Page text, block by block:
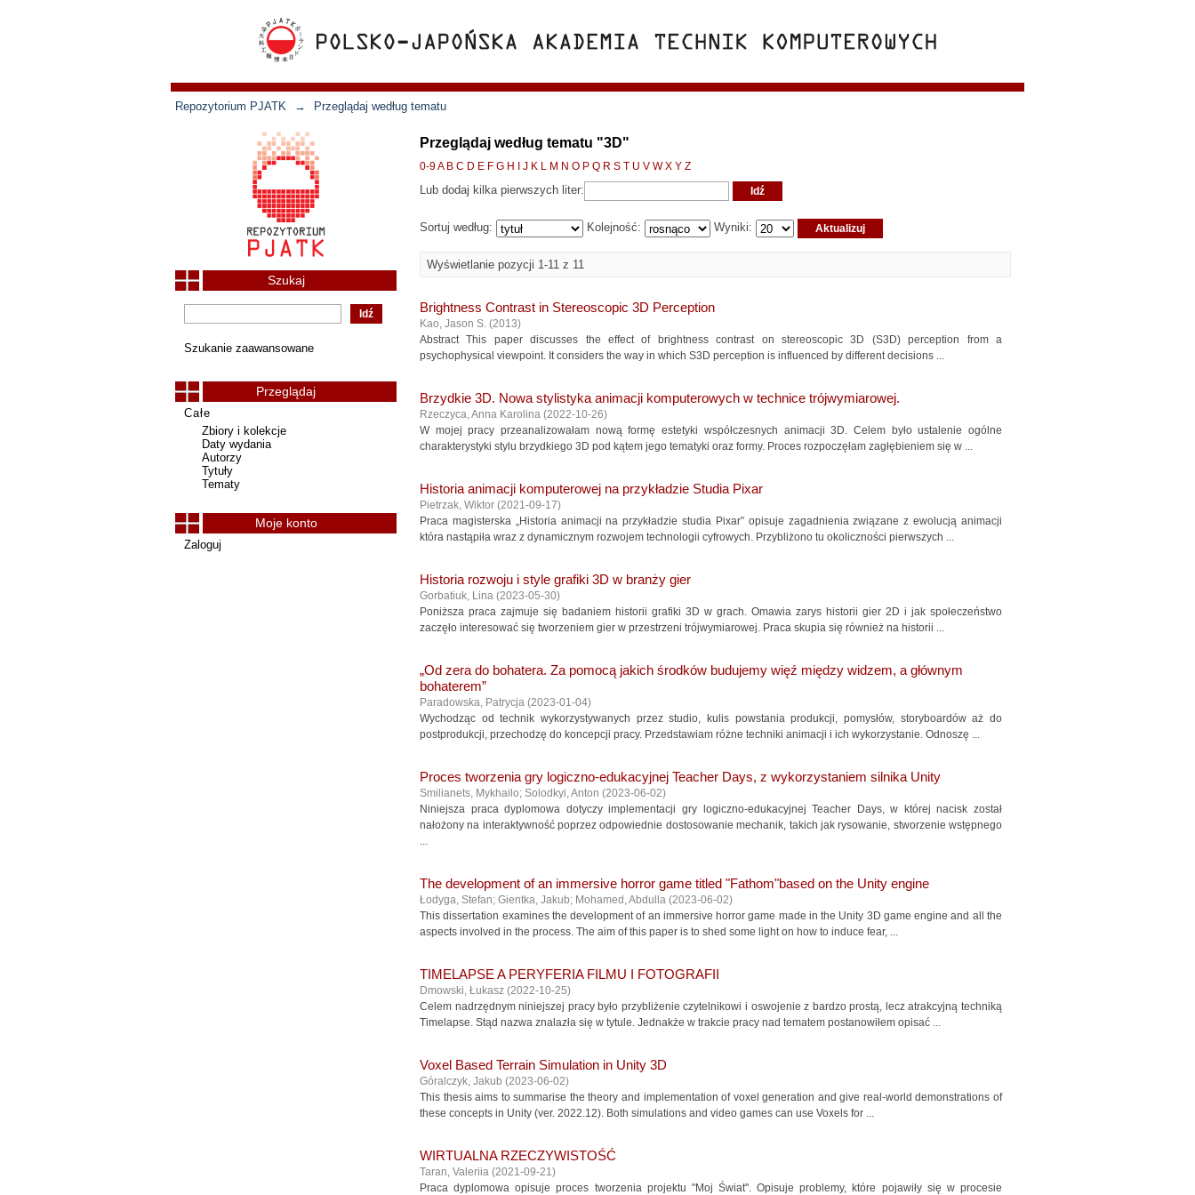
Repozytorium PJATK → Przeglądaj według tematu
Przeglądaj według tematu "3D"
0-9A B C D E F G H J K L M N O P Q R S T U V W X Y Z
Lub dodaj kilka pierwszych liter:
Sortuj według: Kolejność: Wyniki:
Wyświetlanie pozycji 1-11 z 11
Brightness Contrast in Stereoscopic 3D Perception
Kao, Jason S. (2013)
Abstract This paper discusses the effect of brightness contrast on stereoscopic 3D (S3D) perception from a
psychophysical viewpoint. It considers the way in which S3D perception is influenced by different decisions ...
Brzydkie 3D. Nowa stylistyka animacji komputerowych w technice trójwymiarowej.
Rzeczyca, Anna Karolina (2022-10-26)
W mojej pracy przeanalizowałam nową formę estetyki współczesnych animacji 3D. Celem było ustalenie ogólne
charakterystyki stylu brzydkiego 3D pod kątem jego tematyki oraz formy. Proces rozpoczęłam zagłębieniem się w ...
Historia animacji komputerowej na przykładzie Studia Pixar
Pietrzak, Wiktor (2021-09-17)
Praca magisterska „Historia animacji na przykładzie studia Pixar” opisuje zagadnienia związane z ewolucją animacji
która nastąpiła wraz z dynamicznym rozwojem technologii cyfrowych. Przybliżono tu okoliczności pierwszych ...
Historia rozwoju i style grafiki 3D w branży gier
Gorbatiuk, Lina (2023-05-30)
Poniższa praca zajmuje się badaniem historii grafiki 3D w grach. Omawia zarys historii gier 2D i jak społeczeństwo
zaczęło interesować się tworzeniem gier w przestrzeni trójwymiarowej. Praca skupia się również na historii ...
„Od zera do bohatera. Za pomocą jakich środków budujemy więź między widzem, a głównym
bohaterem”
Paradowska, Patrycja (2023-01-04)
Wychodząc od technik wykorzystywanych przez studio, kulis powstania produkcji, pomysłów, storyboardów aż do
postprodukcji, przechodzę do koncepcji pracy. Przedstawiam różne techniki animacji i ich wykorzystanie. Odnoszę ...
Proces tworzenia gry logiczno-edukacyjnej Teacher Days, z wykorzystaniem silnika Unity
Smilianets, Mykhailo; Solodkyi, Anton (2023-06-02)
Niniejsza praca dyplomowa dotyczy implementacji gry logiczno-edukacyjnej Teacher Days, w której nacisk został
nałożony na interaktywność poprzez odpowiednie dostosowanie mechanik, takich jak rysowanie, stworzenie wstępnego
...
The development of an immersive horror game titled "Fathom"based on the Unity engine
Łodyga, Stefan; Gientka, Jakub; Mohamed, Abdulla (2023-06-02)
This dissertation examines the development of an immersive horror game made in the Unity 3D game engine and all the
aspects involved in the process. The aim of this paper is to shed some light on how to induce fear, ...
TIMELAPSE A PERYFERIA FILMU I FOTOGRAFII
Dmowski, Łukasz (2022-10-25)
Celem nadrzędnym niniejszej pracy było przybliżenie czytelnikowi i oswojenie z bardzo prostą, lecz atrakcyjną techniką
Timelapse. Stąd nazwa znalazła się w tytule. Jednakże w trakcie pracy nad tematem postanowiłem opisać ...
Voxel Based Terrain Simulation in Unity 3D
Góralczyk, Jakub (2023-06-02)
This thesis aims to summarise the theory and implementation of voxel generation and give real-world demonstrations of
these concepts in Unity (ver. 2022.12). Both simulations and video games can use Voxels for ...
WIRTUALNA RZECZYWISTOŚĆ
Taran, Valeriia (2021-09-21)
Praca dyplomowa opisuje proces tworzenia projektu "Moj Świat". Opisuje problemy, które pojawiły się w procesie
Szukaj
Szukanie zaawansowane
Przeglądaj
Całe
Zbiory i kolekcje
Daty wydania
Autorzy
Tytuły
Tematy
Moje konto
Zaloguj